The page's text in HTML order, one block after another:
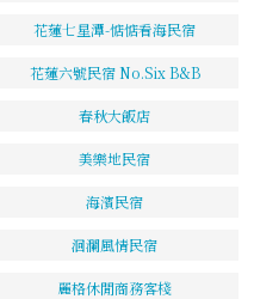
花蓮七星潭-惦惦看海民宿
花蓮六號民宿 No.Six B&B
春秋大飯店
美樂地民宿
海濱民宿
洄瀾風情民宿
麗格休閒商務客棧